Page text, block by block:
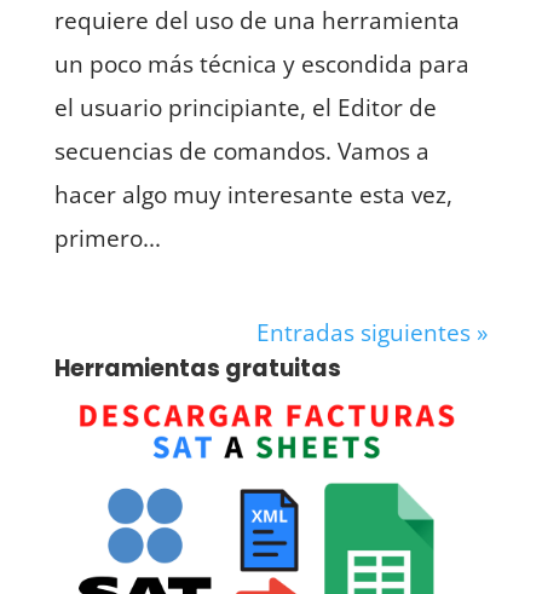
requiere del uso de una herramienta
un poco más técnica y escondida para
el usuario principiante, el Editor de
secuencias de comandos. Vamos a
hacer algo muy interesante esta vez,
primero...
Entradas siguientes »
Herramientas gratuitas